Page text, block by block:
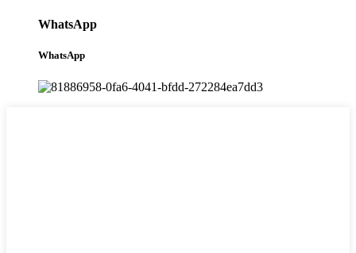
WhatsApp
WhatsApp